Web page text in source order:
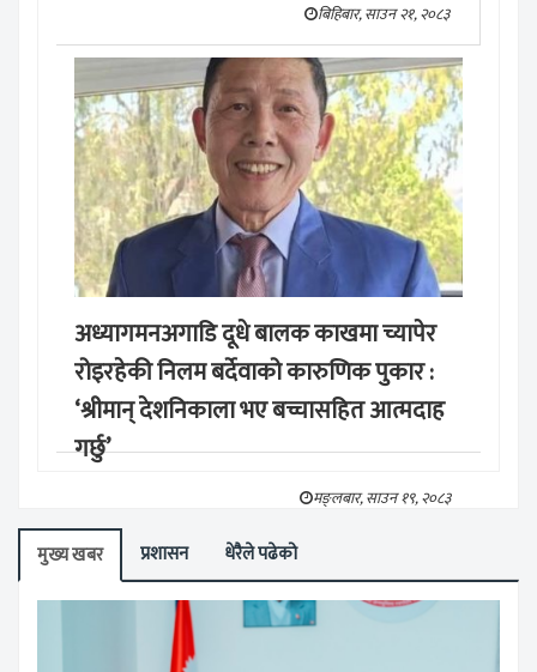
बिहिबार, साउन २१, २०८३
अध्यागमनअगाडि दूधे बालक काखमा च्यापेर
रोइरहेकी निलम बर्देवाको कारुणिक पुकार :
‘श्रीमान् देशनिकाला भए बच्चासहित आत्मदाह
गर्छु’
मङ्लबार, साउन १९, २०८३
मुख्य खबर प्रशासन धेरैले पढेको